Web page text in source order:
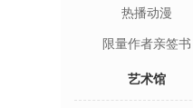
热播动漫
限量作者亲签书
艺术馆